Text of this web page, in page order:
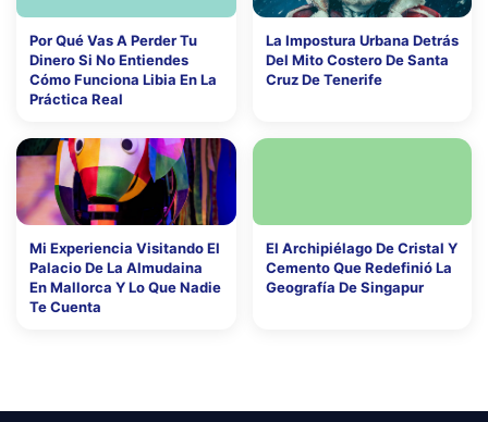
Por Qué Vas A Perder Tu
Dinero Si No Entiendes
Cómo Funciona Libia En La
Práctica Real
La Impostura Urbana Detrás
Del Mito Costero De Santa
Cruz De Tenerife
Mi Experiencia Visitando El
Palacio De La Almudaina
En Mallorca Y Lo Que Nadie
Te Cuenta
El Archipiélago De Cristal Y
Cemento Que Redefinió La
Geografía De Singapur